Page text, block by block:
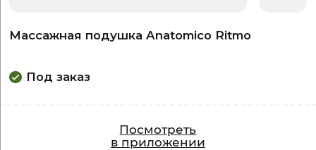
Массажная подушка Anatomico Ritmo
Под заказ
Посмотреть
в приложении